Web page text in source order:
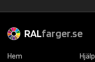
RALfarger.se
Hem Hjälp